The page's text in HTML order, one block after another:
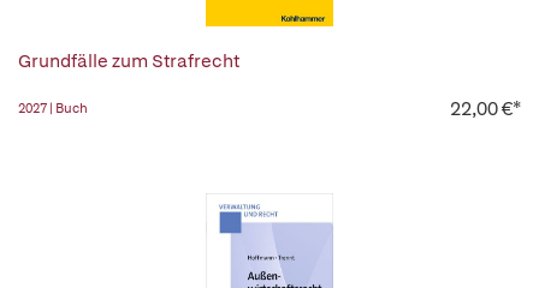
Grundfälle zum Strafrecht
2027 | Buch 22,00 €*